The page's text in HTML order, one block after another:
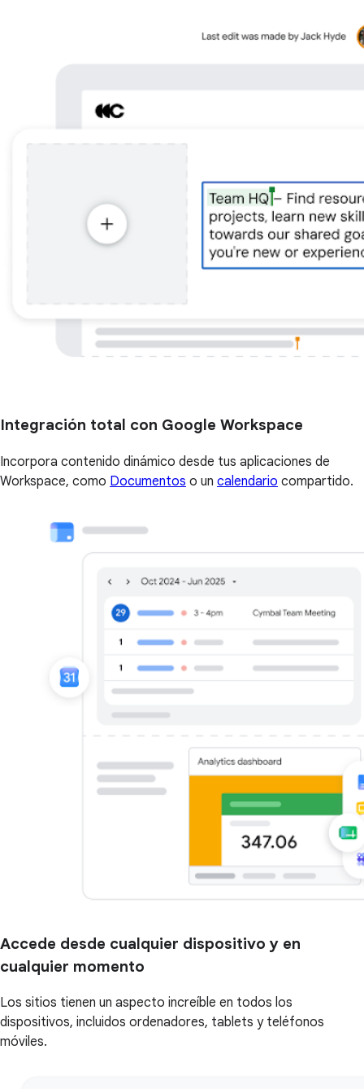
Integración total con Google Workspace
Incorpora contenido dinámico desde tus aplicaciones de
Workspace, como Documentos o un calendario compartido.
Accede desde cualquier dispositivo y en
cualquier momento
Los sitios tienen un aspecto increíble en todos los
dispositivos, incluidos ordenadores, tablets y teléfonos
móviles.